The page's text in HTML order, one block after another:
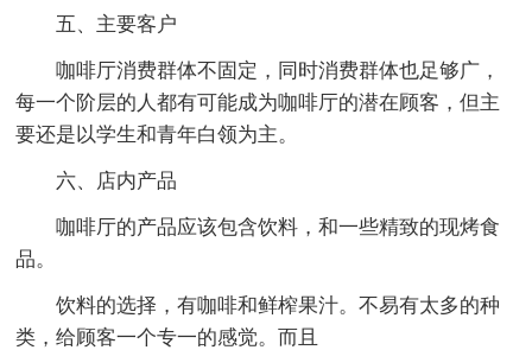
五、主要客户
咖啡厅消费群体不固定，同时消费群体也足够广，
每一个阶层的人都有可能成为咖啡厅的潜在顾客，但主
要还是以学生和青年白领为主。
六、店内产品
咖啡厅的产品应该包含饮料，和一些精致的现烤食
品。
饮料的选择，有咖啡和鲜榨果汁。不易有太多的种
类，给顾客一个专一的感觉。而且